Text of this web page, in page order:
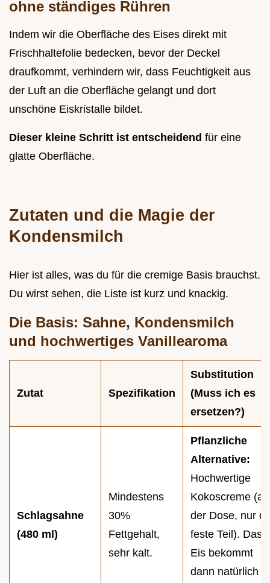
ohne ständiges Rühren
Indem wir die Oberfläche des Eises direkt mit
Frischhaltefolie bedecken, bevor der Deckel
draufkommt, verhindern wir, dass Feuchtigkeit aus
der Luft an die Oberfläche gelangt und dort
unschöne Eiskristalle bildet.
Dieser kleine Schritt ist entscheidend für eine
glatte Oberfläche.
Zutaten und die Magie der
Kondensmilch
Hier ist alles, was du für die cremige Basis brauchst.
Du wirst sehen, die Liste ist kurz und knackig.
Die Basis: Sahne, Kondensmilch
und hochwertiges Vanillearoma
Zutat Spezifikation
Substitution
(Muss ich es
ersetzen?)
Schlagsahne
(480 ml)
Mindestens
30%
Fettgehalt,
sehr kalt.
Pflanzliche
Alternative:
Hochwertige
Kokoscreme
der Dose, nur
feste Teil). Das
Eis bekommt
dann natürlich